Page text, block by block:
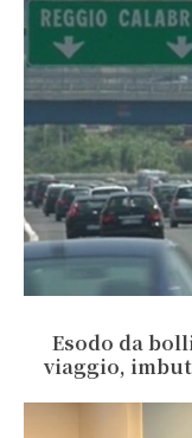
Esodo da
viaggio,